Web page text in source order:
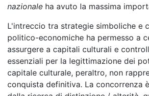
nazionale ha avuto la massima
L'intreccio tra strategie simboliche e
politico-economiche ha permesso a
assurgere a capitali culturali e
essenziali per la legittimazione dei
capitale culturale, peraltro, non
conquista definitiva. La concorrenza